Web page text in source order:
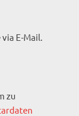
E-Mail.
zu